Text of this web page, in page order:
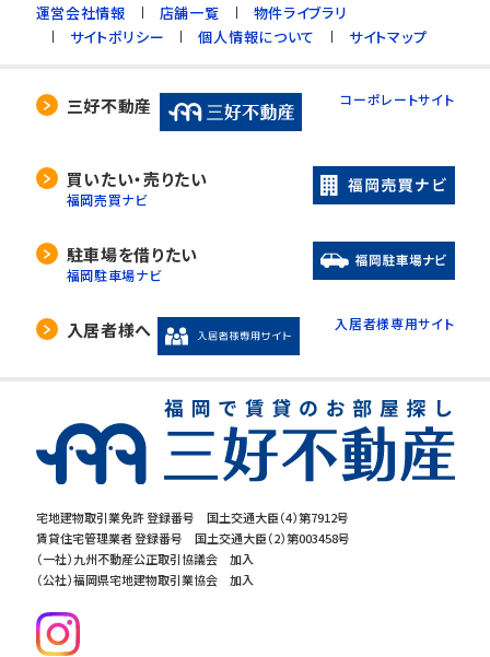
宅地建物取引業免許 登録番号 国土交通大臣（4）第7912号
賃貸住宅管理業者 登録番号 国土交通大臣（2）第003458号
（一社）九州不動産公正取引協議会 加入
（公社）福岡県宅地建物取引業協会 加入
運営会社情報 店舗一覧
物件ライブラリ
サイトポリシー
個人情報について サイトマップ
三好不動産 コーポレートサイト
買いたい・売りたい
福岡売買ナビ
駐車場を借りたい
福岡駐車場ナビ
入居者様へ 入居者様専用サイト